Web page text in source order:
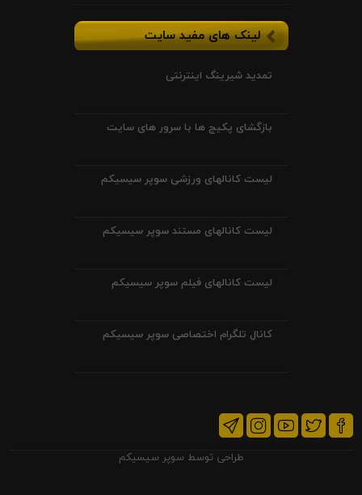
لینک های مفید سایت
تمدید شیرینگ اینترنتی
بازگشای پکیج ها با سرور های سایت
لیست کانالهای ورزشی سوپر سیسیکم
لیست کانالهای مستند سوپر سیسیکم
لیست کانالهای فیلم سوپر سیسیکم
کانال تلگرام اختصاصی سوپر سیسیکم
طراحی توسط سوپر سیسیکم